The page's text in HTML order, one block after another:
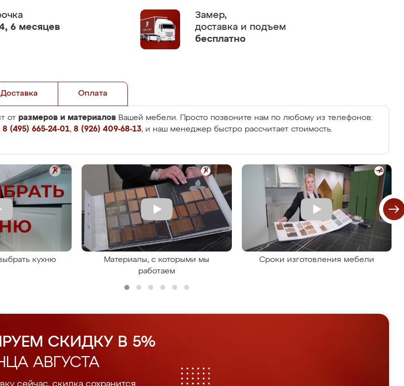
6 месяцев
Замер,
доставка и подъем
бесплатно
Доставка Оплата
от размеров и материалов Вашей мебели. Просто позвоните нам по любому из телефонов:
8 (495) 665-24-01, 8 (926) 409-68-13, и наш менеджер быстро рассчитает стоимость.
кухню
Материалы, с которыми мы
работаем
Сроки изготовления мебели
СКИДКУ В 5%
АВГУСТА
сейчас, скидка сохранится.